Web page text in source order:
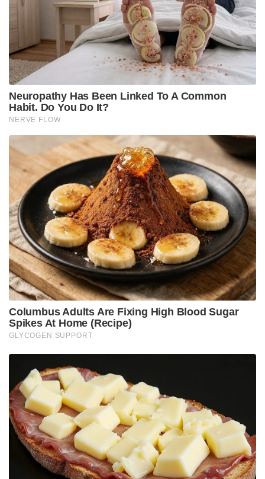
Tags: west bengal BJP government
Suvendu Adhikari
RG Kar rape case
3 IPS officers suspended